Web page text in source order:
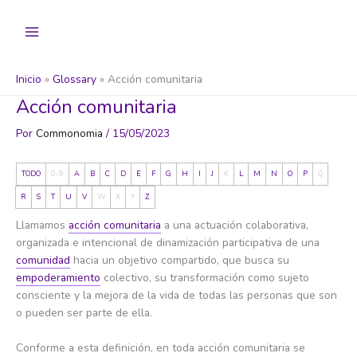
Inicio Glossary Acción comunitaria
Acción comunitaria
Por Commonomia / 15/05/2023
TODO 0-9 A B C D E F G H J K L M N O P Q
R S T U V W X Y Z
Llamamos acción comunitaria a una actuación colaborativa,
organizada e intencional de dinamización participativa de una
comunidad hacia un objetivo compartido, que busca su
empoderamiento colectivo, su transformación como sujeto
consciente y la mejora de la vida de todas las personas que son
o pueden ser parte de ella.
Conforme a esta definición, en toda acción comunitaria se